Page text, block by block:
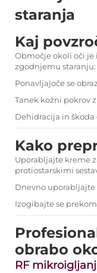
staranja
Kaj
Območje okoli oči
zgodnjemu staranju:
Ponavljajoče se
Tanek kožni pokrov
Dehidracija in škoda
Kako
Uporabljajte kreme
protiostarskimi
Dnevno uporabljajte
Izogibajte se
obrabo
RF